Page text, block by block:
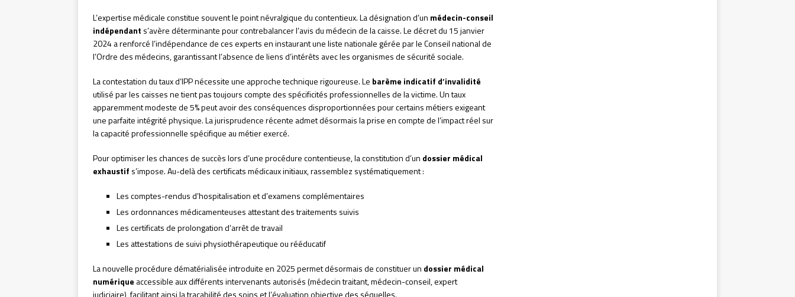
L’expertise médicale constitue souvent le point névralgique du contentieux. La désignation d’un médecin-conseil
indépendant s’avère déterminante pour contrebalancer l’avis du médecin de la caisse. Le décret du 15 janvier
2024 a renforcé l’indépendance de ces experts en instaurant une liste nationale gérée par le Conseil national de
l’Ordre des médecins, garantissant l’absence de liens d’intérêts avec les organismes de sécurité sociale.
La contestation du taux d’IPP nécessite une approche technique rigoureuse. Le barème indicatif d’invalidité
utilisé par les caisses ne tient pas toujours compte des spécificités professionnelles de la victime. Un taux
apparemment modeste de 5% peut avoir des conséquences disproportionnées pour certains métiers exigeant
une parfaite intégrité physique. La jurisprudence récente admet désormais la prise en compte de l’impact réel sur
la capacité professionnelle spécifique au métier exercé.
Pour optimiser les chances de succès lors d’une procédure contentieuse, la constitution d’un dossier médical
exhaustif s’impose. Au-delà des certificats médicaux initiaux, rassemblez systématiquement :
Les comptes-rendus d’hospitalisation et d’examens complémentaires
Les ordonnances médicamenteuses attestant des traitements suivis
Les certificats de prolongation d’arrêt de travail
Les attestations de suivi physiothérapeutique ou rééducatif
La nouvelle procédure dématérialisée introduite en 2025 permet désormais de constituer un dossier médical
numérique accessible aux différents intervenants autorisés (médecin traitant, médecin-conseil, expert
judiciaire), facilitant ainsi la traçabilité des soins et l’évaluation objective des séquelles.